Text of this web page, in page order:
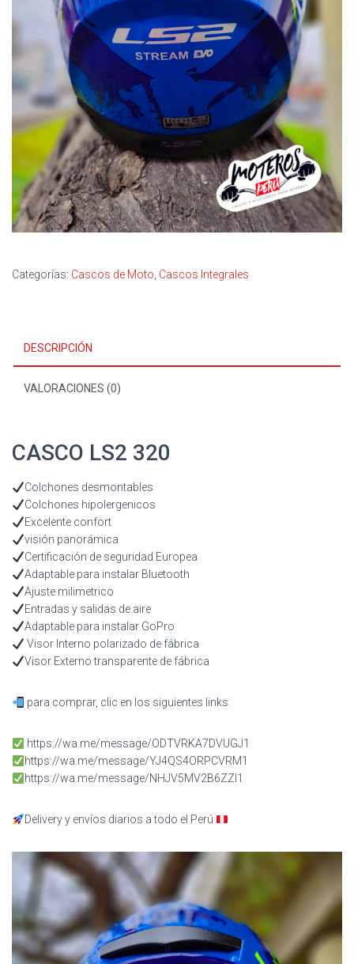
Categorías: Cascos de Moto, Cascos Integrales
DESCRIPCIÓN
VALORACIONES (0)
CASCO LS2 320
Colchones desmontables
Colchones hipolergenicos
Excelente confort
visión panorámica
Certificación de seguridad Europea
Adaptable para instalar Bluetooth
Ajuste milimetrico
Entradas y salidas de aire
Adaptable para instalar GoPro
Visor Interno polarizado de fábrica
Visor Externo transparente de fábrica
para comprar, clic en los siguientes links:
https://wa.me/message/ODTVRKA7DVUGJ1
https://wa.me/message/YJ4QS4ORPCVRM1
https://wa.me/message/NHJV5MV2B6ZZI1
Delivery y envíos diarios a todo el Perú